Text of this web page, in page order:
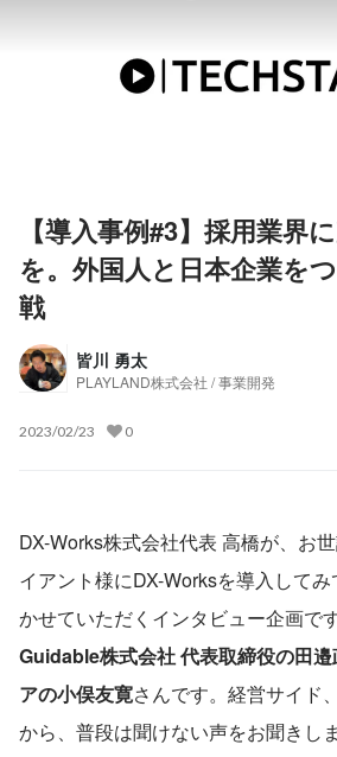
【導入事例#3】採用業界
を。外国人と日本企業を
戦
皆川 勇太
PLAYLAND株式会社 / 事業開発
2023/02/23 0
DX-Works株式会社代表 高橋が、お
イアント様にDX-Worksを導入して
かせていただくインタビュー企画で
Guidable株式会社 代表取締役の田
アの小俣友寛さんです。経営サイド
から、普段は聞けない声をお聞きしま